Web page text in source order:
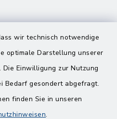
wir technisch notwendige
optimale Darstellung unserer
Einwilligung zur Nutzung
Bedarf gesondert abgefragt.
finden Sie in unseren
.